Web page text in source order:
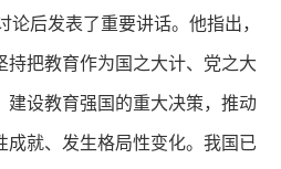
论后发表了重要讲话。他指出，
把教育作为国之大计、党之大
设教育强国的重大决策，推动
就、发生格局性变化。我国已